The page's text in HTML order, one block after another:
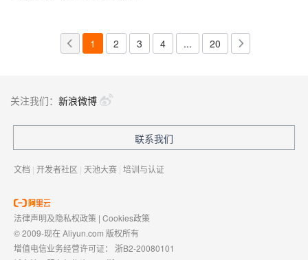
1 2 3 4 ... 20
关注我们： 新浪微博
联系我们
文档 | 开发者社区 | 天池大赛 | 培训与认证
法律声明及隐私权政策 | Cookies政策
© 2009-现在 Aliyun.com 版权所有
增值电信业务经营许可证： 浙B2-20080101